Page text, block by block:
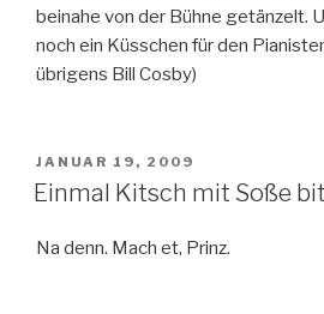
beinahe von der Bühne getänzelt.
noch ein Küsschen für den
übrigens Bill Cosby)
VERÖFFENTLICHT
AM
JANUAR 19, 2009
Einmal Kitsch mit Soße
Na denn. Mach et, Prinz.